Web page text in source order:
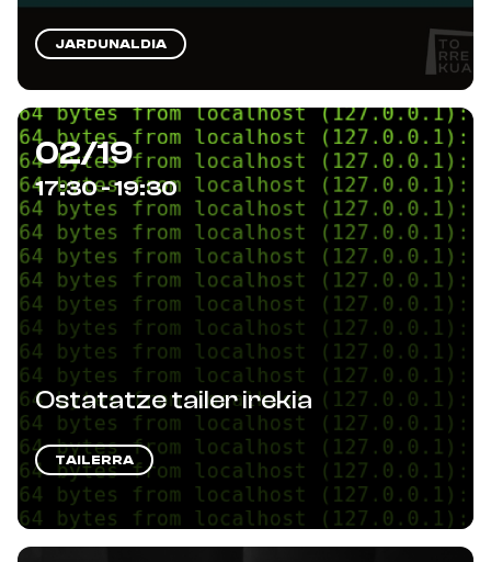
JARDUNALDIA
02/19
17:30 - 19:30
Ostatatze tailer irekia
TAILERRA